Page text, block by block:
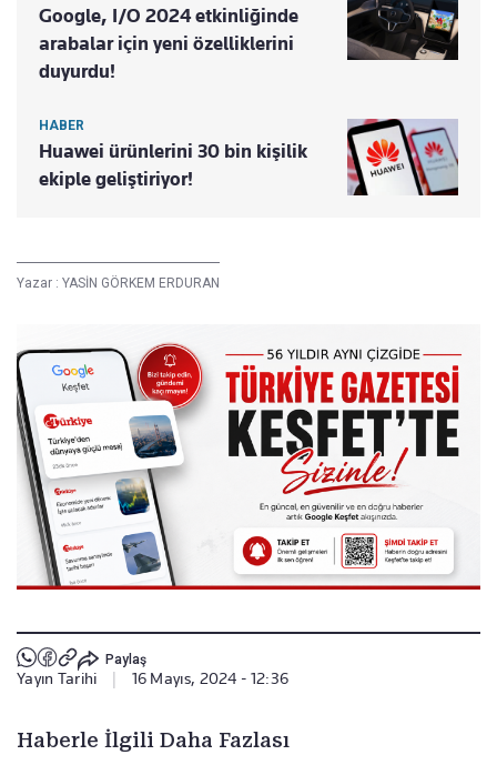
Google, I/O 2024 etkinliğinde
arabalar için yeni özelliklerini
duyurdu!
HABER
Huawei ürünlerini 30 bin kişilik
ekiple geliştiriyor!
Yazar : YASİN GÖRKEM ERDURAN
Paylaş
Yayın Tarihi 16 Mayıs, 2024 - 12:36
Haberle İlgili Daha Fazlası